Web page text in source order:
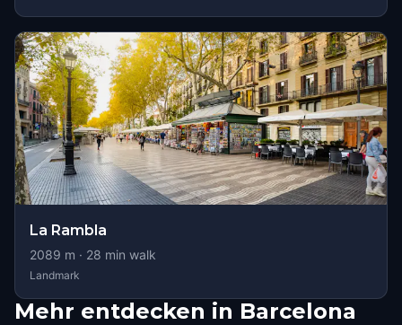
La Rambla
2089 m · 28 min walk
Landmark
Mehr entdecken in Barcelona